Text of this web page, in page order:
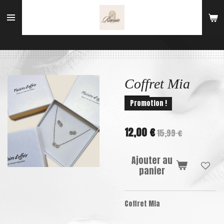
au
Coffret Mia
Promotion !
12,00 €15,99 €
Ajouter au
panier
Coffret Mia